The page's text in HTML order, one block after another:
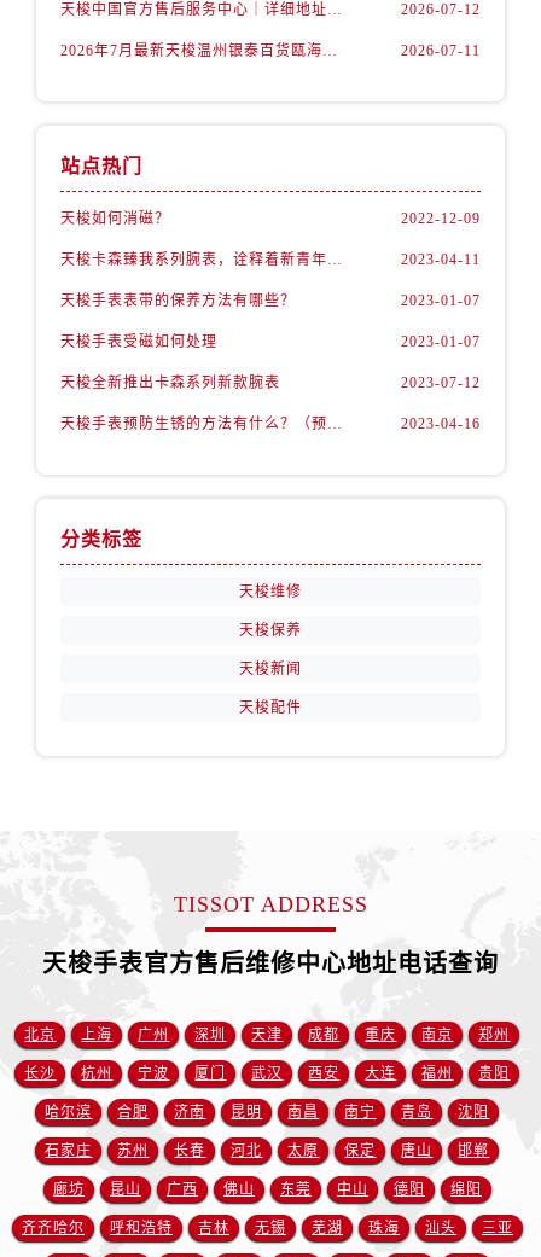
天津市和平区赤峰道136号天津国际金融中心26层2603室售后服务中心（需提前预约）
安徽省马鞍山市雨山区湖南西路售后服务中心（需提前预约）
江苏省南京市秦淮区中山南路1号南京中心22层22-C1-C3室售后服务中心（需提前预约）
江苏省泰州市海陵区永定东路399号置地商务中心东塔（华润万象城）17层1706室售后服务中心（需提前预约）
江苏省徐州市鼓楼区淮海东路29号苏宁广场IFC国际金融中心35层3508室售后服务中心（需提前预约）
江苏省盐城市盐都区世纪大道5号盐城金融城写字楼1号楼16层1604室售后服务中心（需提前预约）
江苏省扬州市邗江区国展路29号星耀天地写字楼1号楼18层1803室售后服务中心（需提前预约）
江苏省镇江市京口区中山东路售后服务中心（需提前预约）
江西省抚州市临川区赣东大道售后服务中心（需提前预约）
江西省赣州市章贡区文清路售后服务中心（需提前预约）
天梭中国官方售后服务中心｜详细地址与售后热线权威信息通知（2026年7月最新） 2026-07-12
2026年7月最新天梭温州银泰百货瓯海店维修保养服务电话 2026-07-11
站点热门
天梭如何消磁？ 2022-12-09
天梭卡森臻我系列腕表，诠释着新青年的生活态度 2023-04-11
天梭手表表带的保养方法有哪些？ 2023-01-07
天梭手表受磁如何处理 2023-01-07
天梭全新推出卡森系列新款腕表 2023-07-12
天梭手表预防生锈的方法有什么？（预防方法） 2023-04-16
分类标签
天梭维修
天梭保养
天梭新闻
天梭配件
TISSOT ADDRESS
天梭手表官方售后维修中心地址电话查询
北京 上海 广州 深圳 天津 成都 重庆 南京 郑州
长沙 杭州 宁波 厦门 武汉 西安 大连 福州 贵阳
哈尔滨 合肥 济南 昆明 南昌 南宁 青岛 沈阳
石家庄 苏州 长春 河北 太原 保定 唐山 邯郸
廊坊 昆山 广西 佛山 东莞 中山 德阳 绵阳
齐齐哈尔 呼和浩特 吉林 无锡 芜湖 珠海 汕头 三亚